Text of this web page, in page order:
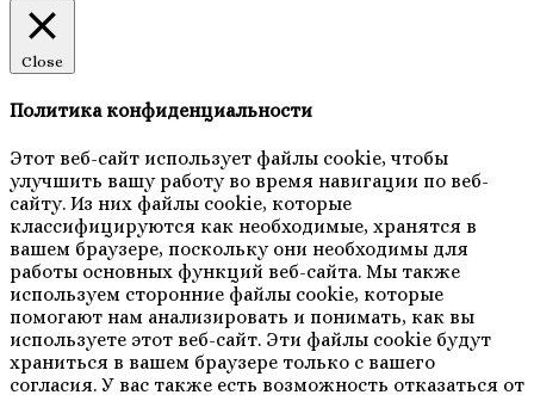
Close
Политика конфиденциальности
Этот веб-сайт использует файлы cookie, чтобы
улучшить вашу работу во время навигации по веб-
сайту. Из них файлы cookie, которые
классифицируются как необходимые, хранятся в
вашем браузере, поскольку они необходимы для
работы основных функций веб-сайта. Мы также
используем сторонние файлы cookie, которые
помогают нам анализировать и понимать, как вы
используете этот веб-сайт. Эти файлы cookie будут
храниться в вашем браузере только с вашего
согласия. У вас также есть возможность отказаться от